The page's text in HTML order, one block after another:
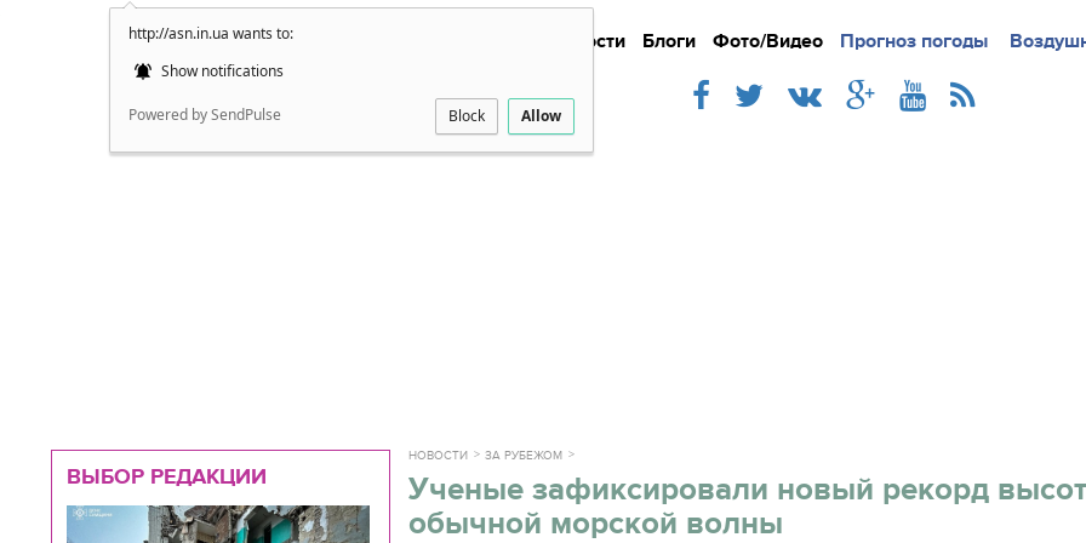
http://asn.in.ua wants to:
Show notifications
Powered by SendPulse Block Allow
Новости Блоги Фото/Видео Прогноз погоды
Подробно Новости
ВЫБОР РЕДАКЦИИ
НОВОСТИ ЗА РУБЕЖОМ
Ученые зафиксировали новый рекорд
обычной морской волны